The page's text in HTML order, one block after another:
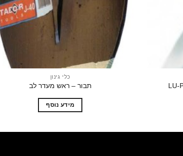
כלי גינון
תבור – ראש מעדר לב
מידע נוסף